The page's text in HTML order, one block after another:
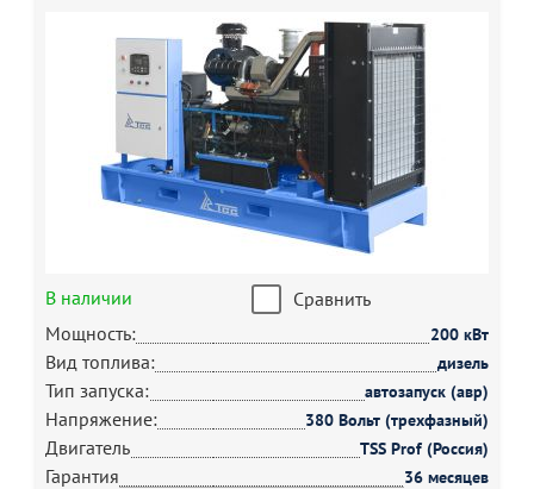
В наличии
Сравнить
Мощность:
200 кВт
Вид топлива: дизель
Тип запуска: автозапуск (авр)
Напряжение: 380 Вольт (трехфазный)
Двигатель TSS Prof (Россия)
Гарантия 36 месяцев